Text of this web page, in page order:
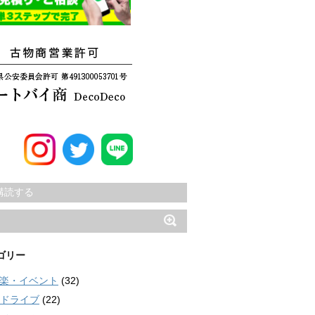
する
リー
・イベント (32)
ドライブ (22)